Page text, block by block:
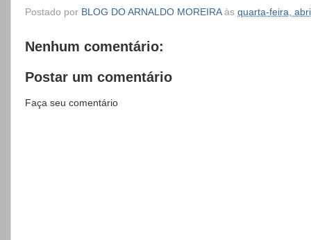
Postado por BLOG DO ARNALDO MOREIRA às quarta-feira,
Nenhum comentário:
Postar um comentário
Faça seu comentário